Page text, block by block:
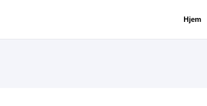
Hjem